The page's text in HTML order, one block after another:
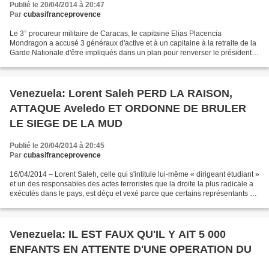
Publié le 20/04/2014 à 20:47
Par cubasifranceprovence
Le 3° procureur militaire de Caracas, le capitaine Elias Placencia
Mondragon a accusé 3 généraux d'active et à un capitaine à la retraite de la
Garde Nationale d'être impliqués dans un plan pour renverser le président
Venezuela: Lorent Saleh PERD LA RAISON,
ATTAQUE Aveledo ET ORDONNE DE BRULER
LE SIEGE DE LA MUD
Publié le 20/04/2014 à 20:45
Par cubasifranceprovence
16/04/2014 – Lorent Saleh, celle qui s'intitule lui-même « dirigeant étudiant »
et un des responsables des actes terroristes que la droite la plus radicale a
exécutés dans le pays, est déçu et vexé parce que certains représentants de
Venezuela: IL EST FAUX QU'IL Y AIT 5 000
ENFANTS EN ATTENTE D'UNE OPERATION DU